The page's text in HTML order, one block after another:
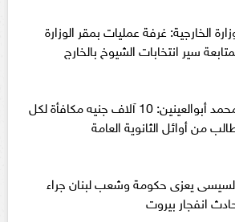
الخارجية: غرفة عمليات بمقر الوزارة
سير انتخابات الشيوخ بالخارج
محمد أبوالعينين: 10 آلاف جنيه مكافأة لكل
من أوائل الثانوية العامة
يعزى حكومة وشعب لبنان جراء
انفجار بيروت